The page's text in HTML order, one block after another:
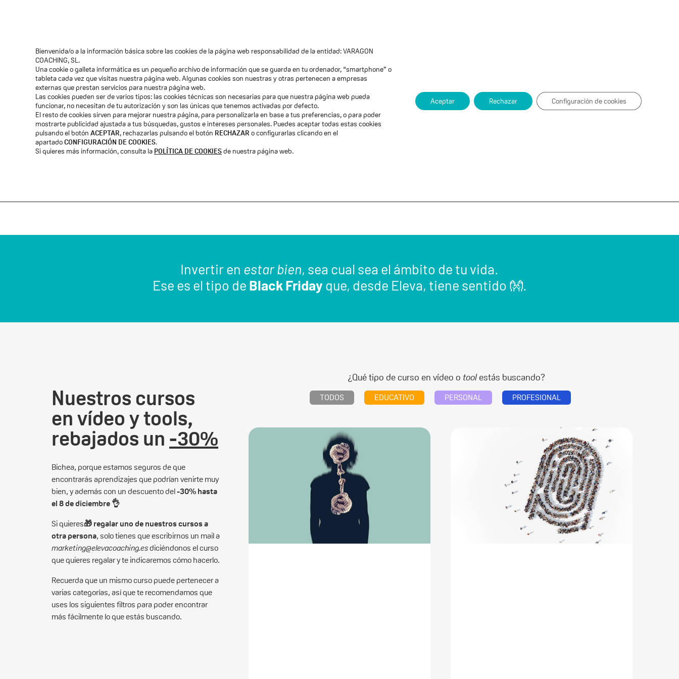
Black Friday de
aprendizaje
Invertir en estar bien, sea cual sea el ámbito de tu vida.
Ese es el tipo de Black Friday que, desde Eleva, tiene sentido 👐.
Nuestros cursos
en vídeo y tools,
rebajados un -30%
Bichea, porque estamos seguros de que
encontrarás aprendizajes que podrían venirte muy
bien, y además con un descuento del-30% hasta
el 8 de diciembre 👌
Si quieres🎁regalar uno de nuestros cursos a
otra persona, solo tienes que escribirnos un mail a
marketing@elevacoaching.esdiciéndonos el curso
que quieres regalar y te indicaremos cómo hacerlo.
Recuerda que un mismo curso puede pertenecer a
varias categorías, así que te recomendamos que
uses los siguientes filtros para poder encontrar
más fácilmente lo que estás buscando.
¿Qué tipo de curso en vídeo o toolestás buscando?
TODOS EDUCATIVO PERSONAL PROFESIONAL
Bienvenida/o a la información básica sobre las cookies de la página web responsabilidad de la entidad: VARAGON
COACHING, SL.
Una cookie o galleta informática es un pequeño archivo de información que se guarda en tu ordenador, “smartphone” o
tableta cada vez que visitas nuestra página web. Algunas cookies son nuestras y otras pertenecen a empresas
externas que prestan servicios para nuestra página web.
Las cookies pueden ser de varios tipos: las cookies técnicas son necesarias para que nuestra página web pueda
funcionar, no necesitan de tu autorización y son las únicas que tenemos activadas por defecto.
El resto de cookies sirven para mejorar nuestra página, para personalizarla en base a tus preferencias, o para poder
mostrarte publicidad ajustada a tus búsquedas, gustos e intereses personales. Puedes aceptar todas estas cookies
pulsando el botón ACEPTAR, rechazarlas pulsando el botón RECHAZAR o configurarlas clicando en el
apartadoCONFIGURACIÓN DE COOKIES.
Si quieres más información, consulta la POLÍTICA DE COOKIESde nuestra página web.
Aceptar Rechazar Configuración de cookies